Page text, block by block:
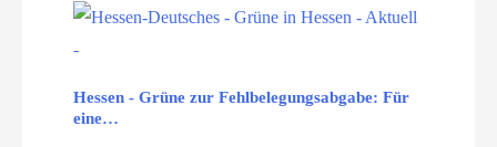
Hessen - Grüne zur Fehlbelegungsabgabe: Für
eine…